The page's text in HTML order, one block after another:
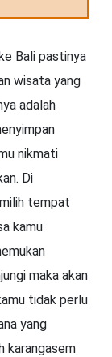
Bali pastinya
wisata yang
adalah
nikmati
Di
tempat
kamu
maka akan
tidak perlu
yang
karangasem